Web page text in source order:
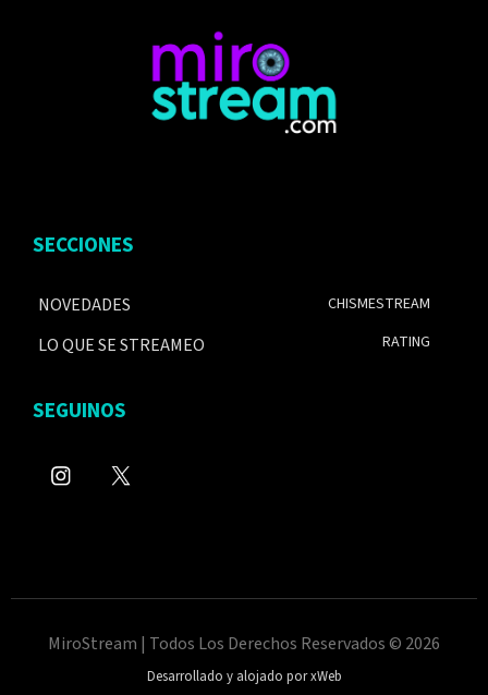
SECCIONES
NOVEDADES
LO QUE SE STREAMEO
CHISMESTREAM
RATING
SEGUINOS
MiroStream | Todos Los Derechos Reservados © 2026
Desarrollado y alojado por xWeb